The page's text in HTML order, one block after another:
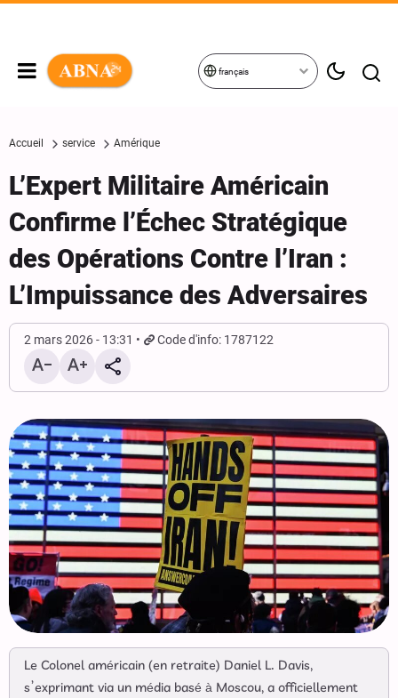
français
Accueil service Amérique
L’Expert Militaire Américain
Confirme l’Échec Stratégique
des Opérations Contre l’Iran :
L’Impuissance des Adversaires
2 mars 2026 - 13:31 Code d'info: 1787122
Le Colonel américain (en retraite) Daniel L. Davis,
s’exprimant via un média basé à Moscou, a officiellement